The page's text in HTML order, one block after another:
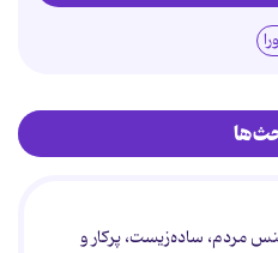
مردم، ساده‌زیست، پرکار و